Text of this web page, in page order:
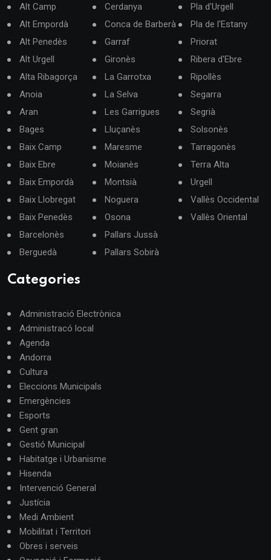
Alt Camp
Alt Empordà
Alt Penedès
Alt Urgell
Alta Ribagorça
Anoia
Aran
Bages
Baix Camp
Baix Ebre
Baix Empordà
Baix Llobregat
Baix Penedès
Barcelonès
Berguedà
Cerdanya
Conca de Barberà
Garraf
Gironès
La Garrotxa
La Selva
Les Garrigues
Lluçanès
Maresme
Moianès
Montsià
Noguera
Osona
Pallars Jussà
Pallars Sobirà
Pla d'Urgell
Pla de l'Estany
Priorat
Ribera d'Ebre
Ripollès
Segarra
Segrià
Solsonès
Tarragonès
Terra Alta
Urgell
Vallès Occidental
Vallès Oriental
Categories
Administració Electrònica
Administracó local
Agenda
Andorra
Cultura
Eleccions Municipals
Emergències
Esports
Gent gran
Gestió Municipal
Habitatge i Urbanisme
Hisenda
Intervenció General
Justícia
Medi Ambient
Mobilitat i Territori
Obres i serveis